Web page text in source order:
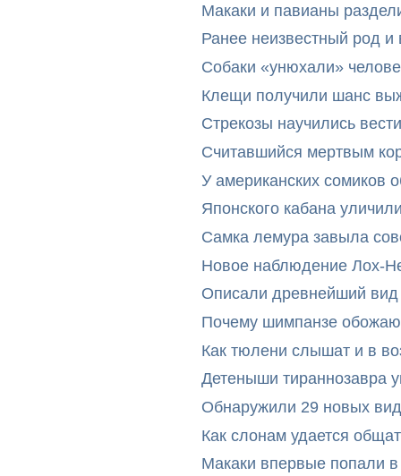
Макаки и павианы
Ранее неизвестный род и
Собаки «унюхали»
Клещи получили шанс
Стрекозы научились
Считавшийся мертвым
У американских сомиков
Японского кабана
Самка лемура завыла
Новое наблюдение Лох-
Описали древнейший
Почему шимпанзе
Как тюлени слышат и в
Детеныши тираннозавра
Обнаружили 29 новых
Как слонам удается
Макаки впервые попали